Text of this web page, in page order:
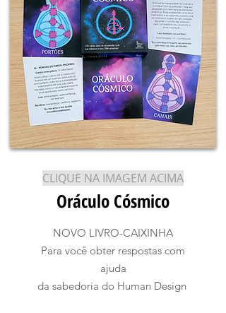
CLIQUE NA IMAGEM ACIMA
Oráculo Cósmico
NOVO LIVRO-CAIXINHA
Para você obter respostas com
ajuda
da sabedoria do Human Design